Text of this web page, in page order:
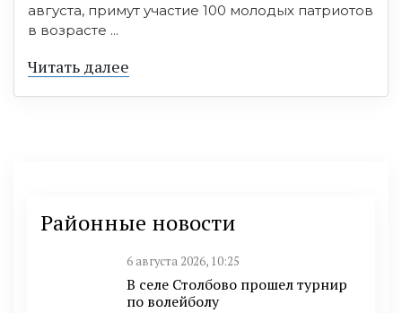
августа, примут участие 100 молодых патриотов
в возрасте ...
Читать далее
Районные новости
6 августа 2026, 10:25
В селе Столбово прошел турнир
по волейболу